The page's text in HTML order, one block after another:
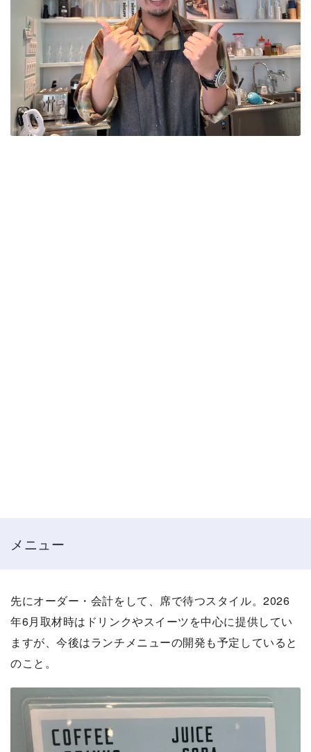
メニュー
先にオーダー・会計をして、席で待つスタイル。2026
年6月取材時はドリンクやスイーツを中心に提供してい
ますが、今後はランチメニューの開発も予定していると
のこと。